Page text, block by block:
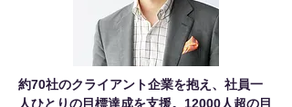
約70社のクライアント企業を抱え、社員一
人ひとりの目標達成を支援。12000人超の目